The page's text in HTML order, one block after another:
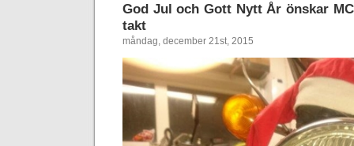
God Jul och Gott Nytt År önskar
takt
måndag, december 21st, 2015